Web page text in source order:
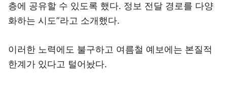
층에 공유할 수 있도록 했다. 정보 전달 경로를 다양
화하는 시도”라고 소개했다.
이러한 노력에도 불구하고 여름철 예보에는 본질적
한계가 있다고 털어놨다.